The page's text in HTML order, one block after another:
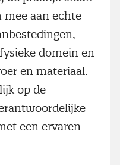
mee aan echte
domein en
en materiaal.
op de
een ervaren